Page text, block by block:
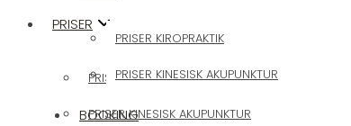
PRISER KIROPRAKTIK
PRISER KINESISK AKUPUNKTUR
BOOKING
PRISER
PRISER KIROPRAKTIK
PRISER KINESISK AKUPUNKTUR